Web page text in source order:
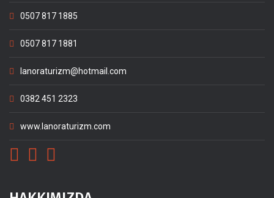
0507 817 1885
0507 817 1881
lanoraturizm@hotmail.com
0382 451 2323
www.lanoraturizm.com